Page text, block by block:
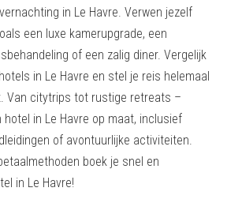
in Le Havre. Verwen jezelf
een luxe kamerupgrade, een
of een zalig diner. Vergelijk
in Le Havre en stel je reis helemaal
Van citytrips tot rustige retreats –
in Le Havre op maat, inclusief
of avontuurlijke activiteiten.
boek je snel en
in Le Havre!